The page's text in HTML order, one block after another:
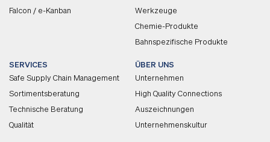
Falcon / e-Kanban
Werkzeuge
Chemie-Produkte
Bahnspezifische Produkte
SERVICES
Safe Supply Chain Management
Sortimentsberatung
Technische Beratung
Qualität
ÜBER UNS
Unternehmen
High Quality Connections
Auszeichnungen
Unternehmenskultur